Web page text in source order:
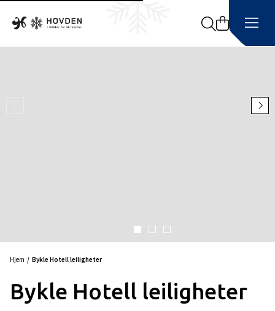
Search
Hjem Bykle Hotell leiligheter
Bykle Hotell leiligheter